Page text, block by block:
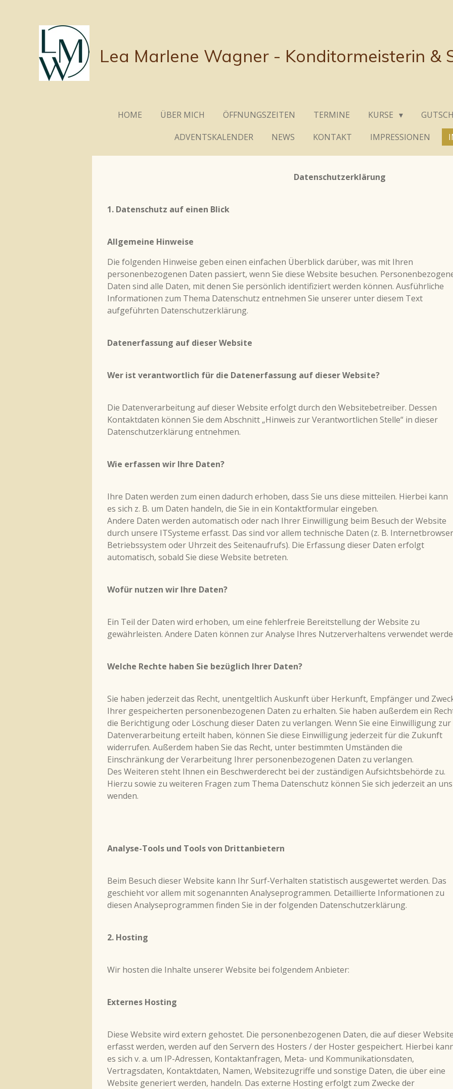
Lea Marlene Wagner - Konditormeisterin &
HOME ÜBER MICH ÖFFNUNGSZEITEN TERMINE KURSE
ADVENTSKALENDER
NEWS KONTAKT IMPRESSIONEN
Datenschutzerklärung
1. Datenschutz auf einen Blick
Allgemeine Hinweise
Die folgenden Hinweise geben einen einfachen Überblick darüber, was mit Ihren
personenbezogenen Daten passiert, wenn Sie diese Website besuchen.
Daten sind alle Daten, mit denen Sie persönlich identifiziert werden können. Ausführliche
Informationen zum Thema Datenschutz entnehmen Sie unserer unter diesem Text
aufgeführten Datenschutzerklärung.
Datenerfassung auf dieser Website
Wer ist verantwortlich für die Datenerfassung auf dieser Website?
Die Datenverarbeitung auf dieser Website erfolgt durch den Websitebetreiber. Dessen
Kontaktdaten können Sie dem Abschnitt „Hinweis zur Verantwortlichen Stelle“ in dieser
Datenschutzerklärung entnehmen.
Wie erfassen wir Ihre Daten?
Ihre Daten werden zum einen dadurch erhoben, dass Sie uns diese mitteilen. Hierbei kann
es sich z. B. um Daten handeln, die Sie in ein Kontaktformular eingeben.
Andere Daten werden automatisch oder nach Ihrer Einwilligung beim Besuch der Website
durch unsere ITSysteme erfasst. Das sind vor allem technische Daten (z. B.
Betriebssystem oder Uhrzeit des Seitenaufrufs). Die Erfassung dieser Daten erfolgt
automatisch, sobald Sie diese Website betreten.
Wofür nutzen wir Ihre Daten?
Ein Teil der Daten wird erhoben, um eine fehlerfreie Bereitstellung der Website zu
gewährleisten. Andere Daten können zur Analyse Ihres Nutzerverhaltens verwendet
Welche Rechte haben Sie bezüglich Ihrer Daten?
Sie haben jederzeit das Recht, unentgeltlich Auskunft über Herkunft, Empfänger und
Ihrer gespeicherten personenbezogenen Daten zu erhalten. Sie haben außerdem ein
die Berichtigung oder Löschung dieser Daten zu verlangen. Wenn Sie eine Einwilligung zur
Datenverarbeitung erteilt haben, können Sie diese Einwilligung jederzeit für die Zukunft
widerrufen. Außerdem haben Sie das Recht, unter bestimmten Umständen die
Einschränkung der Verarbeitung Ihrer personenbezogenen Daten zu verlangen.
Des Weiteren steht Ihnen ein Beschwerderecht bei der zuständigen Aufsichtsbehörde zu.
Hierzu sowie zu weiteren Fragen zum Thema Datenschutz können Sie sich jederzeit an uns
wenden.
Analyse-Tools und Tools von Drittanbietern
Beim Besuch dieser Website kann Ihr Surf-Verhalten statistisch ausgewertet werden. Das
geschieht vor allem mit sogenannten Analyseprogrammen. Detaillierte Informationen zu
diesen Analyseprogrammen finden Sie in der folgenden Datenschutzerklärung.
2. Hosting
Wir hosten die Inhalte unserer Website bei folgendem Anbieter:
Externes Hosting
Diese Website wird extern gehostet. Die personenbezogenen Daten, die auf dieser
erfasst werden, werden auf den Servern des Hosters / der Hoster gespeichert. Hierbei
es sich v. a. um IP-Adressen, Kontaktanfragen, Meta- und Kommunikationsdaten,
Vertragsdaten, Kontaktdaten, Namen, Websitezugriffe und sonstige Daten, die über eine
Website generiert werden, handeln. Das externe Hosting erfolgt zum Zwecke der